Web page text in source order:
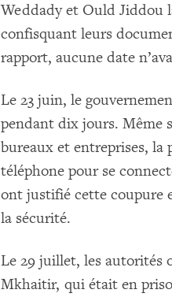
Weddady et Ould Jiddou
confisquant leurs
rapport, aucune date
Le 23 juin, le
pendant dix jours. Même
bureaux et entreprises,
téléphone pour se
ont justifié cette coupure
la sécurité.
Le 29 juillet, les autorités
Mkhaitir, qui était en